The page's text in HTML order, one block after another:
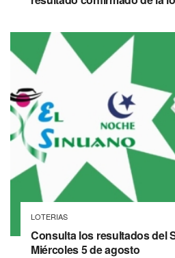
LOTERIAS
Consulta los resultados del
Miércoles 5 de agosto